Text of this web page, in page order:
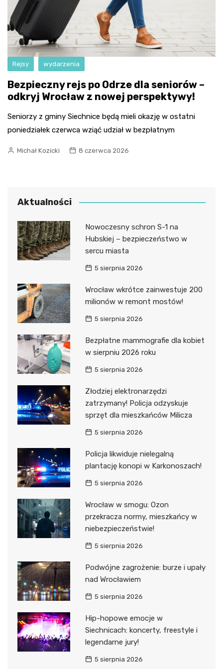
Rejsy wydarzenia
Bezpieczny rejs po Odrze dla seniorów –
odkryj Wrocław z nowej perspektywy!
Seniorzy z gminy Siechnice będą mieli okazję w ostatni
poniedziałek czerwca wziąć udział w bezpłatnym
Michał Kozicki 8 czerwca 2026
Aktualności
Nowoczesny schron S-1 na
Hubskiej – bezpieczeństwo w
sercu miasta
5 sierpnia 2026
Wrocław wkrótce zainwestuje 200
milionów w remont mostów!
5 sierpnia 2026
Bezpłatne mammografie dla kobiet
w sierpniu 2026 roku
5 sierpnia 2026
Złodziej elektronarzędzi
zatrzymany! Policja odzyskuje
sprzęt dla mieszkańców Milicza
5 sierpnia 2026
Policja likwiduje nielegalną
plantację konopi w Karkonoszach!
5 sierpnia 2026
Wrocław w smogu: Ozon
przekracza normy, mieszkańcy w
niebezpieczeństwie!
5 sierpnia 2026
Podwójne zagrożenie: burze i upały
nad Wrocławiem
5 sierpnia 2026
Hip-hopowe emocje w
Siechnicach: koncerty, freestyle i
legendarne jury!
5 sierpnia 2026